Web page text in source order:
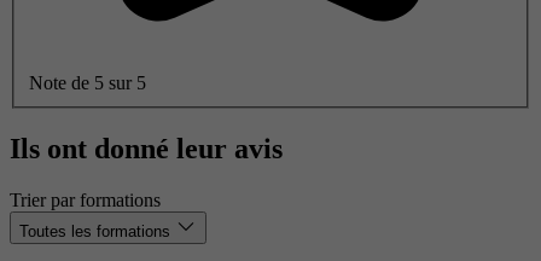
Note de 5 sur 5
Ils ont donné leur avis
Trier par formations
Toutes les formations